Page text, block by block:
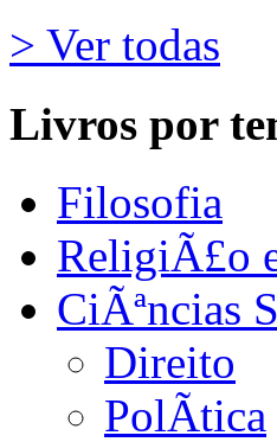
> Ver todas
Livros por
Filosofia
ReligiÃ£o
CiÃªncias
Direito
PolÃ­tica